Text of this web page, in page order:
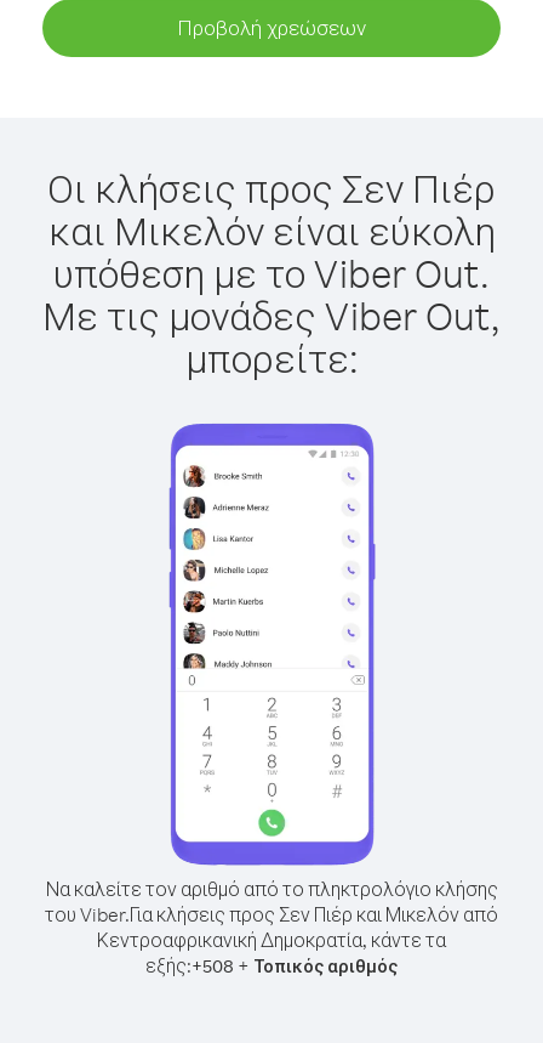
Προβολή χρεώσεων
Οι κλήσεις προς Σεν Πιέρ
και Μικελόν είναι εύκολη
υπόθεση με το Viber Out.
Με τις μονάδες Viber Out,
μπορείτε:
Να καλείτε τον αριθμό από το πληκτρολόγιο κλήσης
του Viber.Για κλήσεις προς Σεν Πιέρ και Μικελόν από
Κεντροαφρικανική Δημοκρατία, κάντε τα
εξής:+508 + Τοπικός αριθμός